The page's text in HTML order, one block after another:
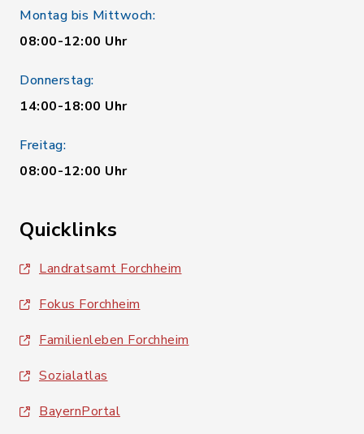
Montag bis Mittwoch:
08:00-12:00 Uhr
Donnerstag:
14:00-18:00 Uhr
Freitag:
08:00-12:00 Uhr
Quicklinks
Landratsamt Forchheim
Fokus Forchheim
Familienleben Forchheim
Sozialatlas
BayernPortal